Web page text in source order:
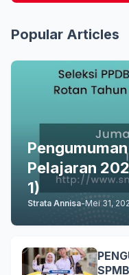
Popular Articles
Pengumuman
Pelajaran
1)
Strata Annisa-Mei 31,